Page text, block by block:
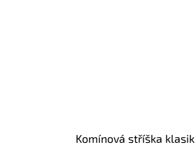
Komínová stříška